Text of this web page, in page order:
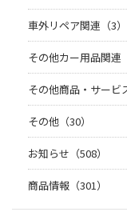
車外リペア関連（3）
その他カー用品関連
その他商品・サービ
その他（30）
お知らせ（508）
商品情報（301）